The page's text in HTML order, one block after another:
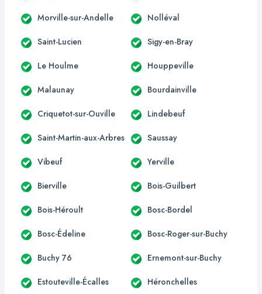
Morville-sur-Andelle Nolléval
Saint-Lucien Sigy-en-Bray
Le Houlme Houppeville
Malaunay Bourdainville
Criquetot-sur-Ouville Lindebeuf
Saint-Martin-aux-Arbres Saussay
Vibeuf Yerville
Bierville Bois-Guilbert
Bois-Héroult Bosc-Bordel
Bosc-Édeline Bosc-Roger-sur-Buchy
Buchy 76 Ernemont-sur-Buchy
Estouteville-Écalles Héronchelles